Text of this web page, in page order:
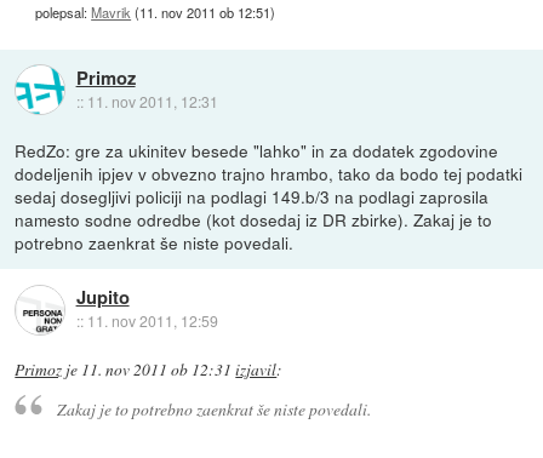
polepsal:Mavrik (11. nov 2011 ob 12:51)
Primoz
:: 11. nov 2011, 12:31
RedZo: gre za ukinitev besede "lahko" in za dodatek zgodovine
dodeljenih ipjev v obvezno trajno hrambo, tako da bodo tej podatki
sedaj dosegljivi policiji na podlagi 149.b/3 na podlagi zaprosila
namesto sodne odredbe (kot dosedaj iz DR zbirke). Zakaj je to
potrebno zaenkrat še niste povedali.
Jupito
:: 11. nov 2011, 12:59
Primoz je 11. nov 2011 ob 12:31 izjavil:
Zakaj je to potrebno zaenkrat še niste povedali.